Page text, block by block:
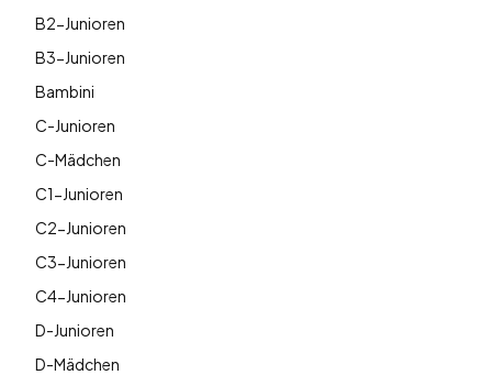
B2-Junioren
B3-Junioren
Bambini
C-Junioren
C-Mädchen
C1-Junioren
C2-Junioren
C3-Junioren
C4-Junioren
D-Junioren
D-Mädchen